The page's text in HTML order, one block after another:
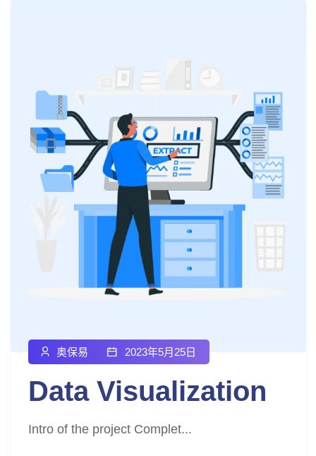
奥保易 2023年5月25日
Data Visualization
Intro of the project Complet...